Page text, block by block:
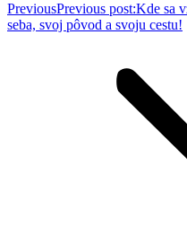
PreviousPrevious post:Kde sa
seba, svoj pôvod a svoju cestu!